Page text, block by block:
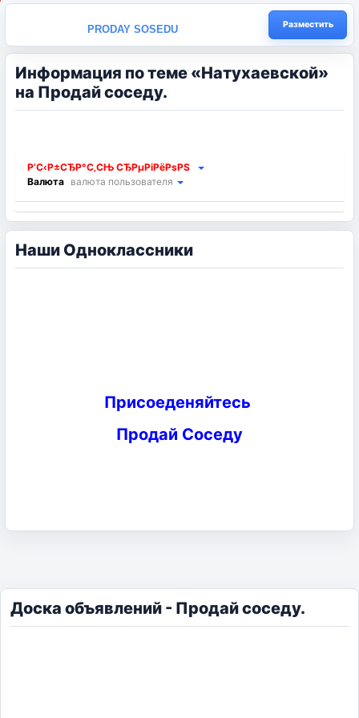
PRODAY SOSEDU Разместить
Информация по теме «Натухаевской»
на Продай соседу.
Р’С‹Р±СЂР°С‚СЊ СЂРµРіРёРѕРЅ
Валюта валюта пользователя
Наши Одноклассники
Присоеденяйтесь
Продай Соседу
Доска объявлений - Продай соседу.